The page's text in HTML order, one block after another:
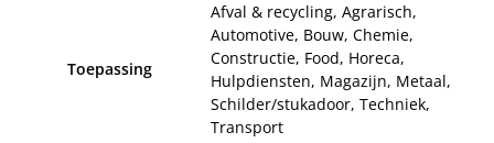
Toepassing
Afval & recycling, Agrarisch,
Automotive, Bouw, Chemie,
Constructie, Food, Horeca,
Hulpdiensten, Magazijn, Metaal,
Schilder/stukadoor, Techniek,
Transport